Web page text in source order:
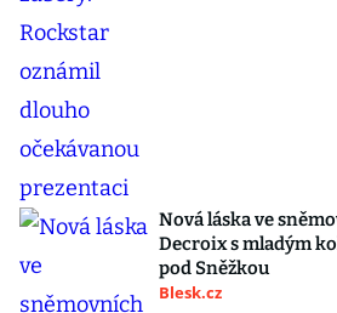
Nová láska ve
Decroix s mladým
pod Sněžkou
Blesk.cz